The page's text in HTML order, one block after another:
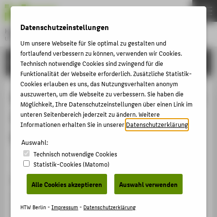
Hochschule für Technik und Wirtschaft Berlin
Menu
FORSCHUNG
Barrierefreiheit und Partizipation als
Ziele einer lebensbegleitenden
Bildungsarbeit von Museen
Veranstaltungsbeitrag › Eingeladener Vortrag › 2015
Veranstaltung
FOCUS: Menschen . Machen . Museum
Archäologisches Landesmuseum Brandenburg,
THEMEN
HOCHSCHULE
CAMPUS
STUDIUM
LEHRE
KARRIERE
INTERNATIONAL
INFORMATIONEN FÜR
Datenschutzeinstellungen
Um unsere Webseite für Sie optimal zu gestalten und
fortlaufend verbessern zu können, verwenden wir Cookies.
Technisch notwendige Cookies sind zwingend für die
Funktionalität der Webseite erforderlich. Zusätzliche Statistik-
Cookies erlauben es uns, das Nutzungsverhalten anonym
auszuwerten, um die Webseite zu verbessern. Sie haben die
Möglichkeit, Ihre Datenschutzeinstellungen über einen Link im
unteren Seitenbereich jederzeit zu ändern. Weitere
Informationen erhalten Sie in unsererDatenschutzerklärung
Auswahl:
Technisch notwendige Cookies
Statistik-Cookies (Matomo)
Alle Cookies akzeptieren Auswahl verwenden
HTW Berlin -Impressum- Datenschutzerklärung